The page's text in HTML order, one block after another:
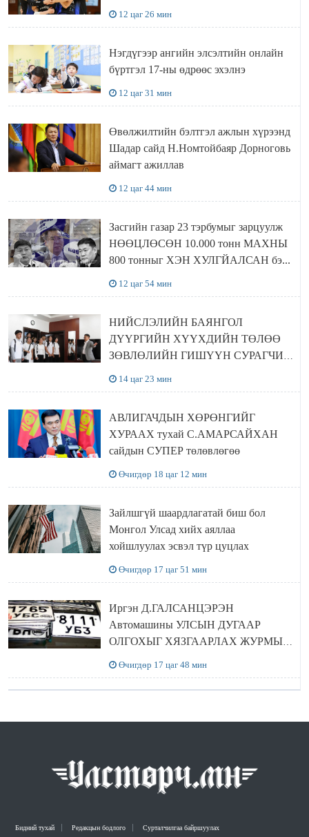
12 цаг 26 мин
Нэгдүгээр ангийн элсэлтийн онлайн
бүртгэл 17-ны өдрөөс эхэлнэ
12 цаг 31 мин
Өвөлжилтийн бэлтгэл ажлын хүрээнд
Шадар сайд Н.Номтойбаяр Дорноговь
аймагт ажиллав
12 цаг 44 мин
Засгийн газар 23 тэрбумыг зарцуулж
НӨӨЦЛӨСӨН 10.000 тонн МАХНЫ
800 тонныг ХЭН ХУЛГЙАЛСАН бэ...
12 цаг 54 мин
НИЙСЛЭЛИЙН БАЯНГОЛ
ДҮҮРГИЙН ХҮҮХДИЙН ТӨЛӨӨ
ЗӨВЛӨЛИЙН ГИШҮҮН СУРАГЧИД
14 цаг 23 мин
АВЛИГАЧДЫН ХӨРӨНГИЙГ
ХУРААХ тухай С.АМАРСАЙХАН
сайдын СУПЕР төлөвлөгөө
Өчигдөр 18 цаг 12 мин
Зайлшгүй шаардлагатай биш бол
Монгол Улсад хийх аяллаа
хойшлуулах эсвэл түр цуцлах
Өчигдөр 17 цаг 51 мин
Иргэн Д.ГАЛСАНЦЭРЭН
Автомашины УЛСЫН ДУГААР
ОЛГОХЫГ ХЯЗГААРЛАХ ЖУРМЫГ
Өчигдөр 17 цаг 48 мин
Бидний тухай Редакцын бодлого Сурталчилгаа байршуулах